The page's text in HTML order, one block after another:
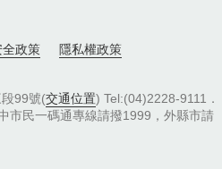
全政策 隱私權政策
99號(交通位置) Tel:(04)2228-9111．
市民一碼通專線請撥1999，外縣市請